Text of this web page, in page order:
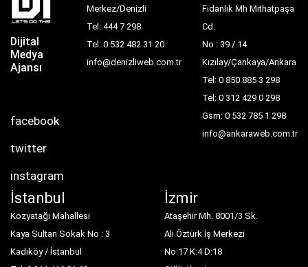
Dijital
Medya
Ajansı
facebook
twitter
instagram
Merkez/Denizli
Tel: 444 7 298
Tel: 0 532 482 31 20
info@denizliweb.com.tr
Fidanlık Mh Mithatpaşa
Cd.
No : 39 / 14
Kızılay/Çankaya/Ankara
Tel: 0 850 885 3 298
Tel: 0 312 429 0 298
Gsm: 0 532 785 1 298
info@ankaraweb.com.tr
İstanbul
Kozyatağı Mahallesi
Kaya Sultan Sokak No : 3
Kadıköy / İstanbul
İzmir
Ataşehir Mh. 8001/3 Sk.
Ali Öztürk İş Merkezi
No:17 K:4 D:18